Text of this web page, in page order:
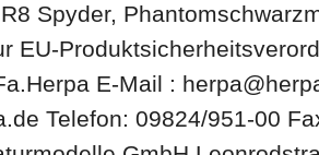
Spyder,
EU-
E-Mail :
Telefon: 09824/951-00